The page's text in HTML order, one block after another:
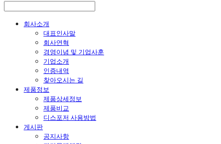
회사소개
대표인사말
회사연혁
경영이념 및 기업사훈
기업소개
인증내역
찾아오시는 길
제품정보
제품상세정보
제품비교
디스포저 사용방법
게시판
공지사항